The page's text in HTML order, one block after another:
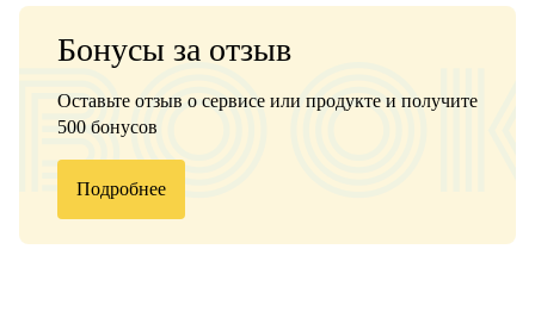
Бонусы за отзыв
Оставьте отзыв о сервисе или продукте и получите
500 бонусов
Подробнее